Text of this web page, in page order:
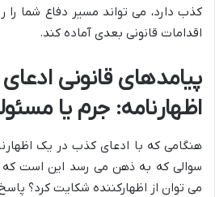
کذب دارد، می تواند مسیر دفاع شما را
اقدامات قانونی بعدی آماده کند.
پیامدهای قانونی
اظهارنامه: جرم یا
هنگامی که با ادعای کذب در یک
سوالی که به ذهن می رسد این است که
می توان از اظهارکننده شکایت کرد؟